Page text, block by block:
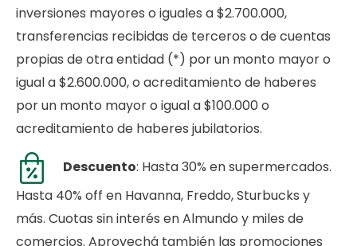
inversiones mayores o iguales a $2.700.000,
transferencias recibidas de terceros o de cuentas
propias de otra entidad (*) por un monto mayor o
igual a $2.600.000, o acreditamiento de haberes
por un monto mayor o igual a $100.000 o
acreditamiento de haberes jubilatorios.
Descuento: Hasta 30% en supermercados.
Hasta 40% off en Havanna, Freddo, Sturbucks y
más. Cuotas sin interés en Almundo y miles de
comercios. Aprovechá también las promociones